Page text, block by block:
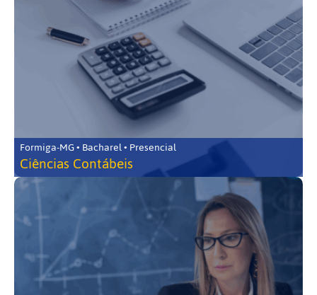
Formiga-MG • Bacharel • Presencial
Ciências Contábeis